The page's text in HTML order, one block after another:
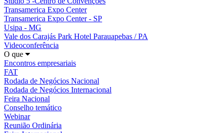
Transamerica Expo Center
Transamerica Expo Center - SP
Usipa - MG
Vale dos Carajás Park Hotel Parauapebas / PA
Videoconferência
O que
Encontros empresariais
FAT
Rodada de Negócios Nacional
Rodada de Negócios Internacional
Feira Nacional
Conselho temático
Webinar
Reunião Ordinária